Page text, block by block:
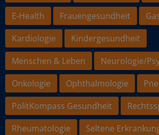
E-Health
Frauengesundheit
Kardiologie
Kindergesundheit
Menschen & Leben
Neurologie/
Onkologie
Ophthalmologie
PolitKompass Gesundheit
Rheumatologie
Seltene